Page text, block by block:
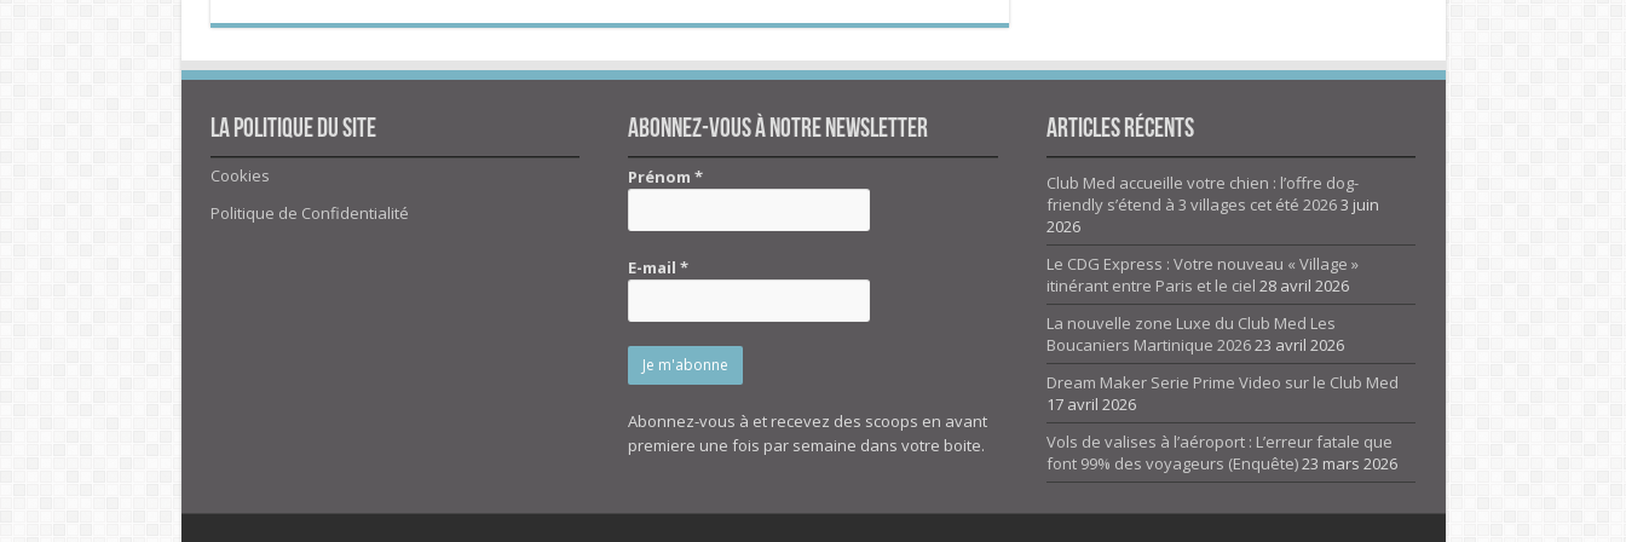
La politique du site
Cookies
Politique de Confidentialité
Abonnez-vous à notre newsletter
Prénom*
E-mail*
Abonnez-vous à et recevez des scoops en avant
premiere une fois par semaine dans votre boite.
Articles Récents
Club Med accueille votre chien : l’offre dog-
friendly s’étend à 3 villages cet été 20263 juin
2026
Le CDG Express : Votre nouveau « Village »
itinérant entre Paris et le ciel 28 avril 2026
La nouvelle zone Luxe du Club Med Les
Boucaniers Martinique 202623 avril 2026
Dream Maker Serie Prime Video sur le Club Med
17 avril 2026
Vols de valises à l’aéroport : L’erreur fatale que
font 99% des voyageurs (Enquête)23 mars 2026